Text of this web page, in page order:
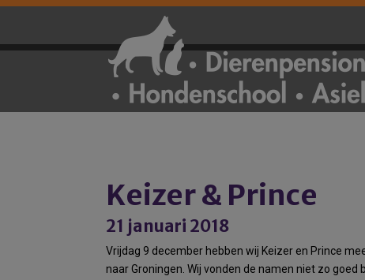
Keizer & Prince
21 januari 2018
Vrijdag 9 december hebben wij Keizer en Prince
naar Groningen. Wij vonden de namen niet zo goed